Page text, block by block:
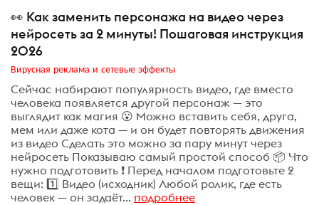
👀 Как заменить персонажа на видео через
нейросеть за 2 минуты! Пошаговая инструкция
2026
Вирусная реклама и сетевые эффекты
Сейчас набирают популярность видео, где вместо
человека появляется другой персонаж — это
выглядит как магия 😮 Можно вставить себя, друга,
мем или даже кота — и он будет повторять движения
из видео Сделать это можно за пару минут через
нейросеть Показываю самый простой способ 📦 Что
нужно подготовить ❗ Перед началом подготовьте 2
вещи: 1️⃣ Видео (исходник) Любой ролик, где есть
человек — он задаёт... подробнее